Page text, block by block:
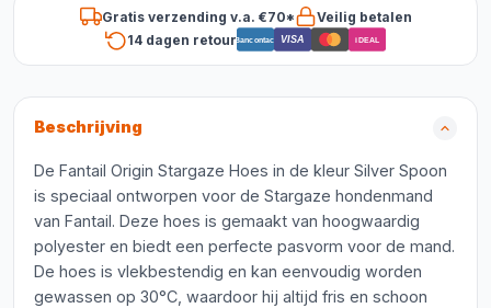
Gratis verzending v.a. €70*
Veilig betalen
14 dagen retourBancontact VISA iDEAL
Beschrijving
De Fantail Origin Stargaze Hoes in de kleur Silver Spoon
is speciaal ontworpen voor de Stargaze hondenmand
van Fantail. Deze hoes is gemaakt van hoogwaardig
polyester en biedt een perfecte pasvorm voor de mand.
De hoes is vlekbestendig en kan eenvoudig worden
gewassen op 30°C, waardoor hij altijd fris en schoon